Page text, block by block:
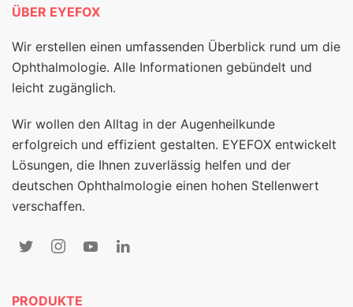
ÜBER EYEFOX
Wir erstellen einen umfassenden Überblick rund um die
Ophthalmologie. Alle Informationen gebündelt und
leicht zugänglich.
Wir wollen den Alltag in der Augenheilkunde
erfolgreich und effizient gestalten. EYEFOX entwickelt
Lösungen, die Ihnen zuverlässig helfen und der
deutschen Ophthalmologie einen hohen Stellenwert
verschaffen.
PRODUKTE